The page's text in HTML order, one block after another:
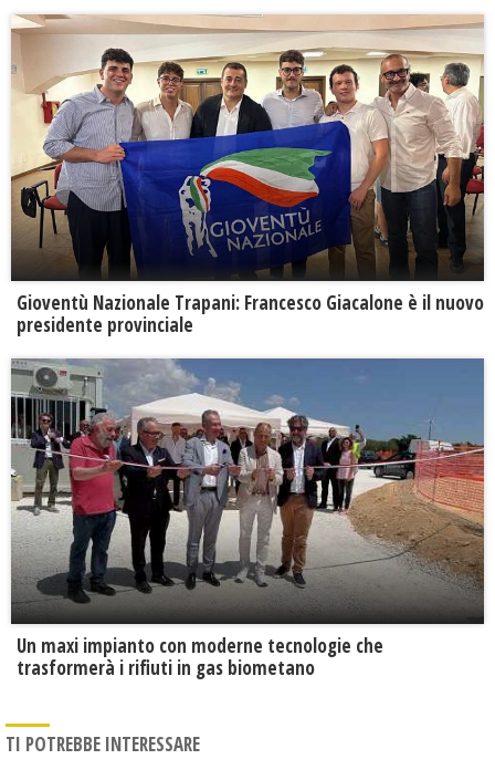
Gioventù Nazionale Trapani: Francesco Giacalone è il nuovo
presidente provinciale
Un maxi impianto con moderne tecnologie che
trasformerà i rifiuti in gas biometano
TI POTREBBE INTERESSARE